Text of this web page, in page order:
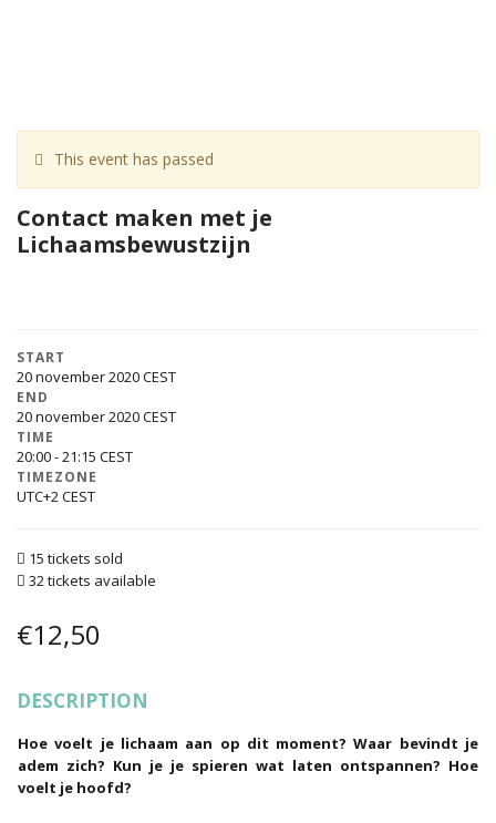
This event has passed
Contact maken met je
Lichaamsbewustzijn
START
20 november 2020
END
20 november 2020
TIME
20:00 - 21:15
TIMEZONE
UTC+2
15 tickets sold
32 tickets available
€12,50
DESCRIPTION
Hoe voelt je lichaam aan op dit moment? Waar bevindt je
adem zich? Kun je je spieren wat laten ontspannen? Hoe
voelt je hoofd?